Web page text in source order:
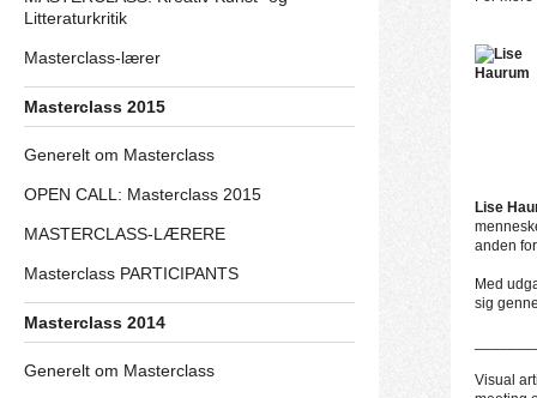
Lise
anden
Med
sig
Visual
Litteraturkritik
Masterclass-lærer
Masterclass 2015
Generelt om Masterclass
OPEN CALL: Masterclass 2015
MASTERCLASS-LÆRERE
Masterclass PARTICIPANTS
Masterclass 2014
Generelt om Masterclass